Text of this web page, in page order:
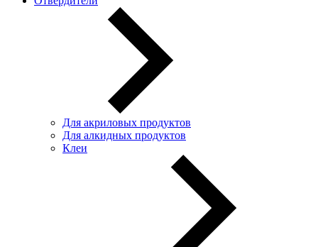
Для акриловых продуктов
Для алкидных продуктов
Клеи